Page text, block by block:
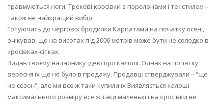
травмуються ноги. Трекові кросівки з поролонами і текстилем –
також не найкращий вибір.
Готуючись до чергової бродилки Карпатами на початку осені,
очікував, що на висотах під 2000 метрів може бути не солодко в
кросівках-сітках.
Видав своєму напарнику ідею про калоші. Однак на початку
вересня їх ще не було в продажу. Продавці стверджували – “ще
не сезон”, але ми все ж таки купили їх Виявляється калоші
максимального розміру все ж таки маленькі і на кросівки не